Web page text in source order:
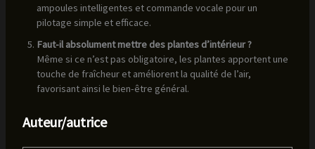
ampoules intelligentes et commande vocale pour un
pilotage simple et efficace.
Faut-il absolument mettre des plantes d’intérieur ?
Même si ce n’est pas obligatoire, les plantes apportent une
touche de fraîcheur et améliorent la qualité de l’air,
favorisant ainsi le bien-être général.
Auteur/autrice